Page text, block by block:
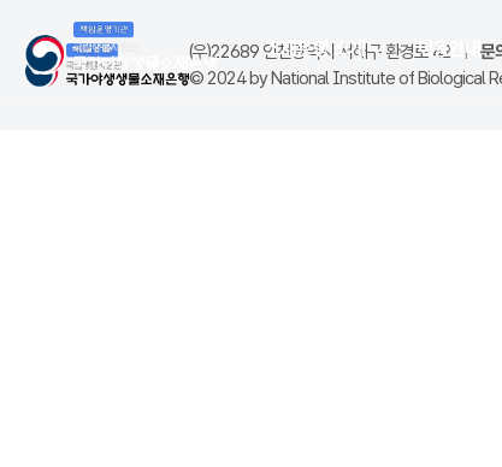
소재은행 소개 이용안내
(우)22689 인천광역시 서해구 환경로 42 | 문
© 2024 by National Institute of Biological